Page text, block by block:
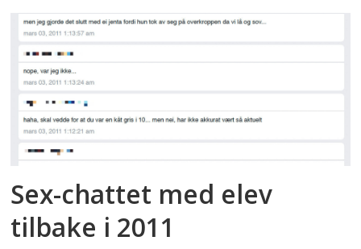
Sex-chattet med elev
tilbake i 2011